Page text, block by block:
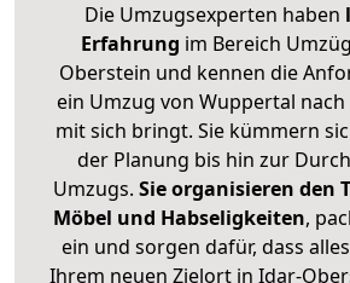
Die Umzugsexperten haben
Erfahrung im Bereich
Oberstein und kennen die
ein Umzug von Wuppertal
mit sich bringt. Sie kümmern
der Planung bis hin zur
Umzugs. Sie organisieren den
Möbel und Habseligkeiten,
ein und sorgen dafür, dass
Ihrem neuen Zielort in Idar-